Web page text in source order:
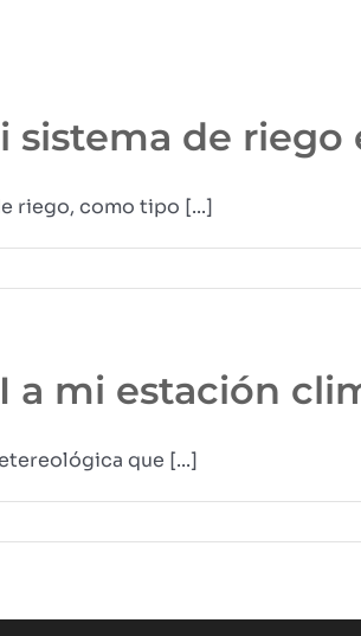
de riego
riego, como tipo [...]
a mi estación
que [...]